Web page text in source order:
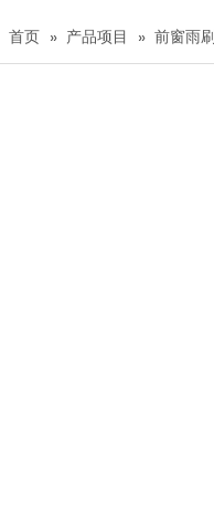
首页 » 产品项目 » 前窗雨刷